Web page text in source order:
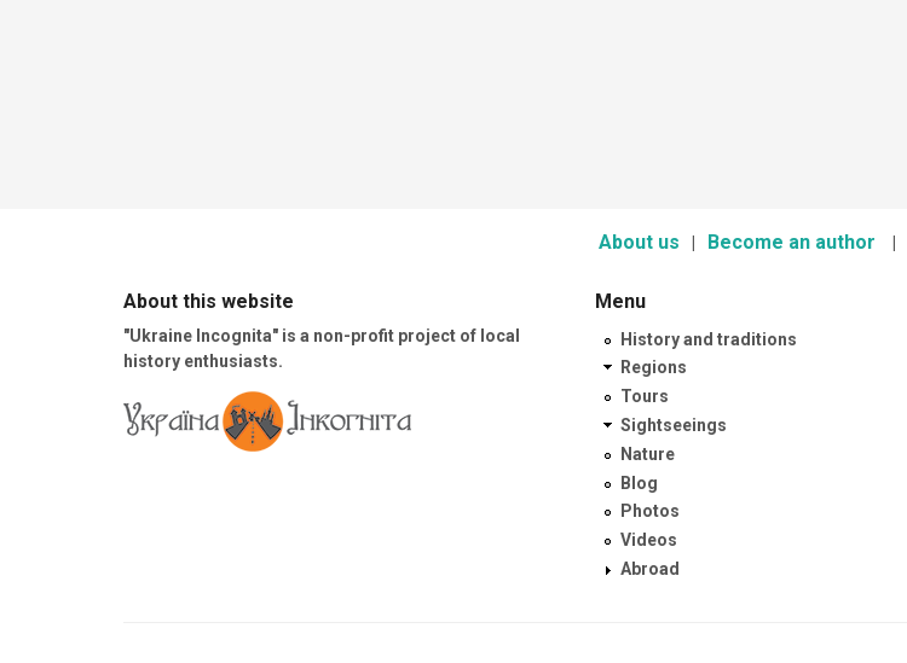
About us Become an author
About this website
"Ukraine Incognita" is a non-profit project of local
history enthusiasts.
Menu
History and traditions
Regions
Tours
Sightseeings
Nature
Blog
Photos
Videos
Abroad